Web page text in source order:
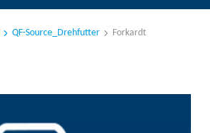
QF-Source_Drehfutter Forkardt